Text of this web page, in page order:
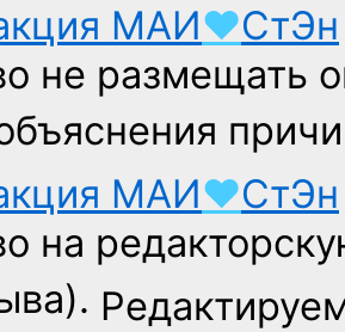
МАИ♥СтЭн
не размещать
МАИ♥СтЭн
на